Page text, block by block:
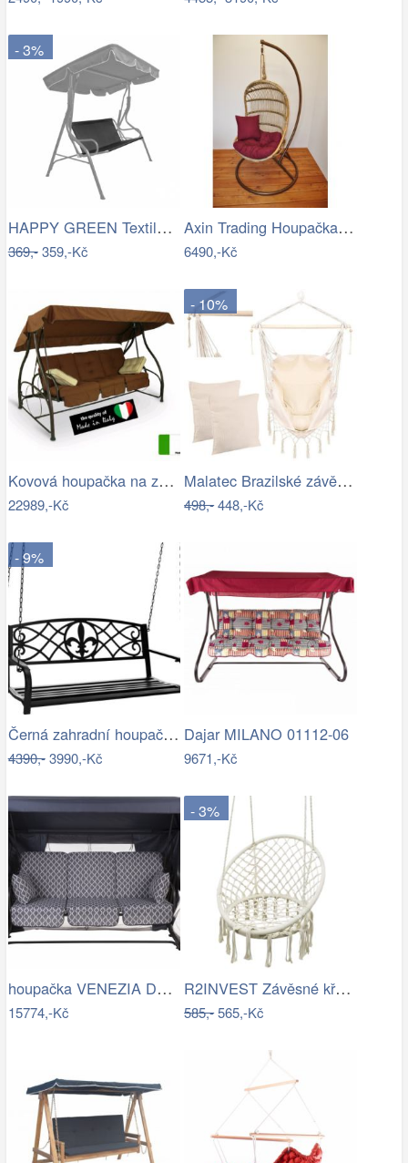
- 3%
HAPPY GREEN Textilní sedák na houpačku,…
369,-359,-Kč
Axin Trading Houpačka závěsná Bella se…
6490,-Kč
Kovová houpačka na zahradu - VGD
22989,-Kč
- 10%
Malatec Brazilské závěsné houpací…
498,-448,-Kč
- 9%
Černá zahradní houpačka Ameli
4390,-3990,-Kč
Dajar MILANO 01112-06
9671,-Kč
houpačka VENEZIA Dajar
15774,-Kč
- 3%
R2INVEST Závěsné křeslo s třásněmi…
585,-565,-Kč